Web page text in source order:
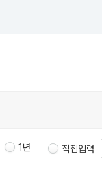
1년 직접입력